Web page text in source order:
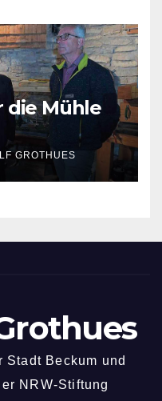
die Mühle
GROTHUES
Stadt Beckum und
NRW-Stiftung